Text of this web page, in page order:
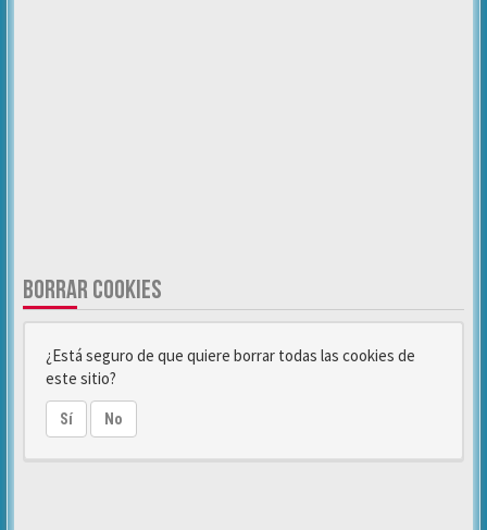
BORRAR COOKIES
¿Está seguro de que quiere borrar todas las cookies de
este sitio?
Sí No